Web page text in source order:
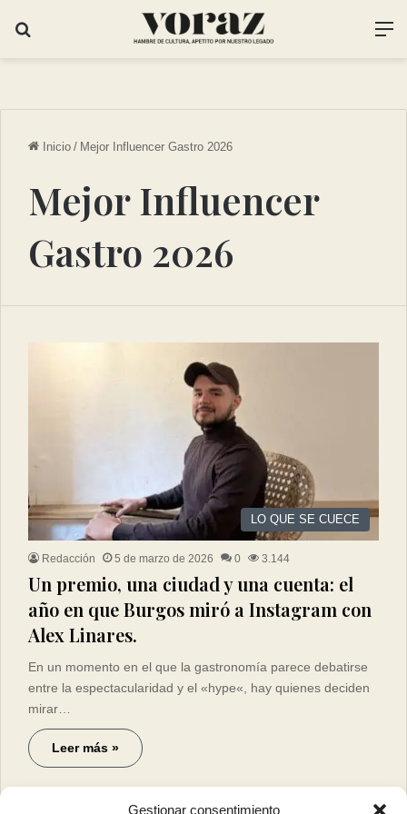
Gestionar consentimiento
Inicio / Mejor Influencer Gastro 2026
Mejor Influencer
Gastro 2026
LO QUE SE CUECE
Redacción 5 de marzo de 2026 0 3.144
Un premio, una ciudad y una cuenta: el
año en que Burgos miró a Instagram con
Alex Linares.
En un momento en el que la gastronomía parece debatirse
entre la espectacularidad y el «hype«, hay quienes deciden
mirar…
Leer más »